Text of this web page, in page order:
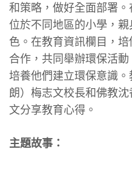
和策略，做好全面部署
位於不同地區的小學，
色。在教育資訊欄目，
合作，共同舉辦環保活
培養他們建立環保意識
朗）梅志文校長和佛教
文分享教育心得。
主題故事：